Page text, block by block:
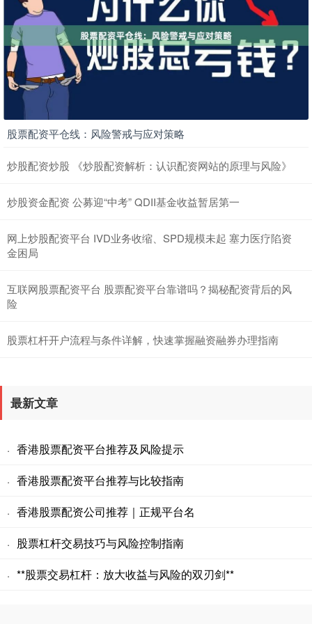
股票配资平仓线：风险警戒与应对策略
炒股配资炒股 《炒股配资解析：认识配资网站的原理与风险》
炒股资金配资 公募迎“中考” QDII基金收益暂居第一
网上炒股配资平台 IVD业务收缩、SPD规模未起 塞力医疗陷资
金困局
互联网股票配资平台 股票配资平台靠谱吗？揭秘配资背后的风
险
股票杠杆开户流程与条件详解，快速掌握融资融券办理指南
最新文章
· 香港股票配资平台推荐及风险提示
· 香港股票配资平台推荐与比较指南
· 香港股票配资公司推荐｜正规平台名
· 股票杠杆交易技巧与风险控制指南
· **股票交易杠杆：放大收益与风险的双刃剑**